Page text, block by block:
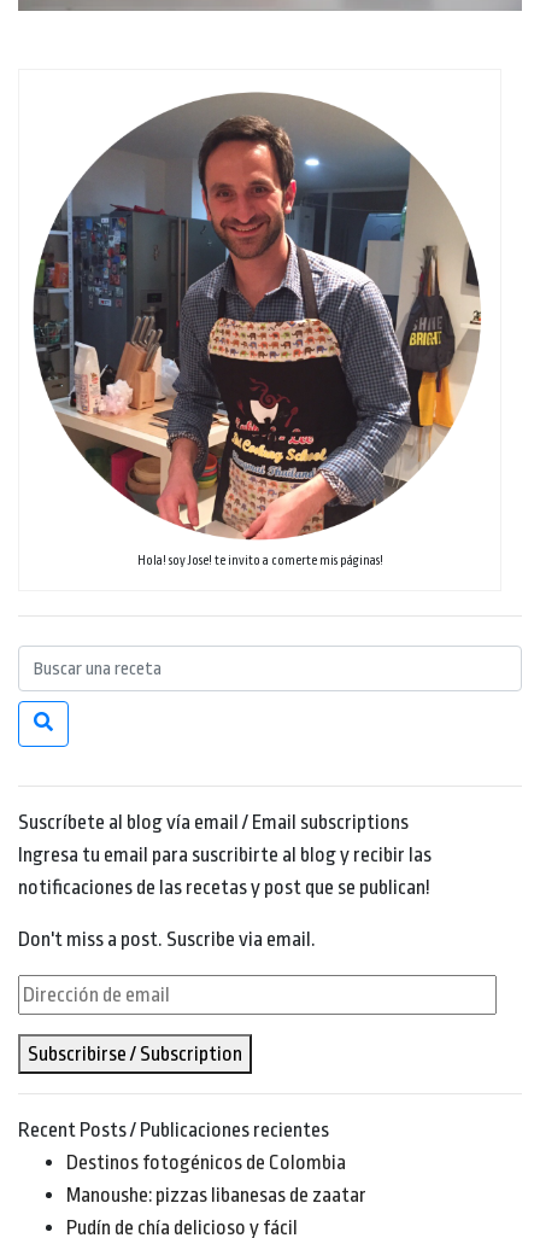
Hola! soy Jose! te invito a comerte mis páginas!
Suscríbete al blog vía email / Email subscriptions
Ingresa tu email para suscribirte al blog y recibir las
notificaciones de las recetas y post que se publican!
Don't miss a post. Suscribe via email.
Dirección
email
Subscribirse / Subscription
Recent Posts / Publicaciones recientes
Destinos fotogénicos de Colombia
Manoushe: pizzas libanesas de zaatar
Pudín de chía delicioso y fácil